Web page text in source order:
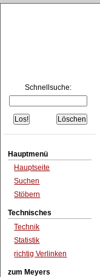
Schnellsuche:
Hauptmenü
Hauptseite
Suchen
Stöbern
Technisches
Technik
Statistik
richtig Verlinken
zum Meyers